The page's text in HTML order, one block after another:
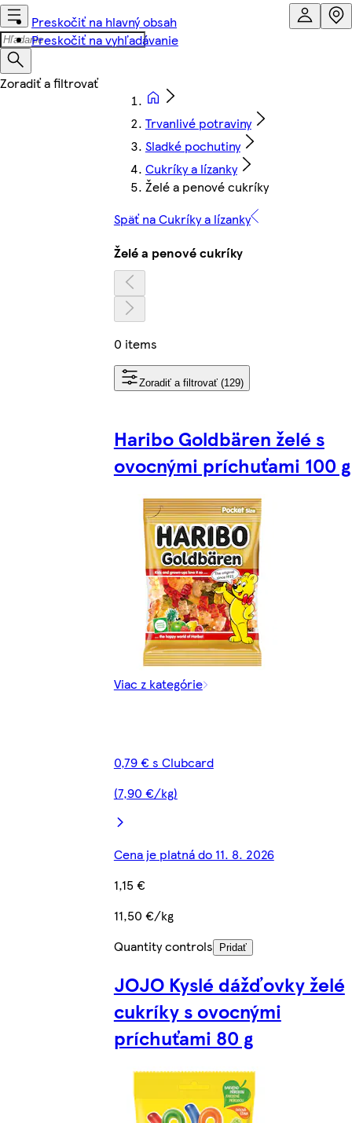
Preskočiť na hlavný obsah
Preskočiť na vyhľadávanie
Trvanlivé potraviny
Sladké pochutiny
Cukríky a lízanky
Želé a penové cukríky
Späť na Cukríky a lízanky
Želé a penové cukríky
0 items
Zoradiť a filtrovať (129)
Haribo Goldbären želé s
ovocnými príchuťami 100 g
Viac z kategórie
0,79 € s Clubcard
(7,90 €/kg)
Cena je platná do 11. 8. 2026
1,15 €
11,50 €/kg
Quantity controls
Pridať
JOJO Kyslé dážďovky želé
cukríky s ovocnými
príchuťami 80 g